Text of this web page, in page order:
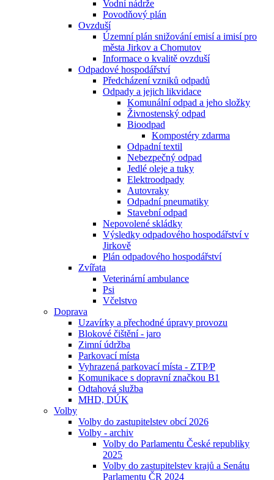
Vodní nádrže
Povodňový plán
Ovzduší
Územní plán snižování emisí a imisí pro
města Jirkov a Chomutov
Informace o kvalitě ovzduší
Odpadové hospodářství
Předcházení vzniků odpadů
Odpady a jejich likvidace
Komunální odpad a jeho složky
Živnostenský odpad
Bioodpad
Kompostéry zdarma
Odpadní textil
Nebezpečný odpad
Jedlé oleje a tuky
Elektroodpady
Autovraky
Odpadní pneumatiky
Stavební odpad
Nepovolené skládky
Výsledky odpadového hospodářství v
Jirkově
Plán odpadového hospodářství
Zvířata
Veterinární ambulance
Psi
Včelstvo
Doprava
Uzavírky a přechodné úpravy provozu
Blokové čištění - jaro
Zimní údržba
Parkovací místa
Vyhrazená parkovací místa - ZTP⁄P
Komunikace s dopravní značkou B1
Odtahová služba
MHD, DÚK
Volby
Volby do zastupitelstev obcí 2026
Volby - archiv
Volby do Parlamentu České republiky
2025
Volby do zastupitelstev krajů a Senátu
Parlamentu ČR 2024